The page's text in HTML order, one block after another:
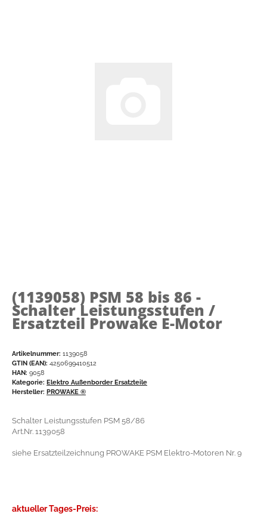
(1139058) PSM 58 bis 86 -
Schalter Leistungsstufen /
Ersatzteil Prowake E-Motor
Artikelnummer: 1139058
GTIN (EAN): 4250699410512
HAN: 9058
Kategorie: Elektro Außenborder Ersatzteile
Hersteller: PROWAKE ®
Schalter Leistungsstufen PSM 58/86
Art.Nr. 1139058
siehe Ersatzteilzeichnung PROWAKE PSM Elektro-Motoren Nr. 9
aktueller Tages-Preis: